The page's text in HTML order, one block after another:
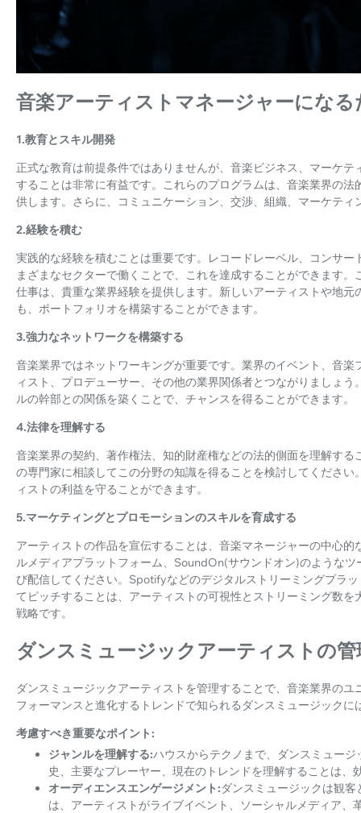
音楽アーティストマネージャーにな
1.教育とスキル開発
正式な教育は前提条件ではありませんが、音楽ビジネス、マーケ
することは非常に有益です。これらのプログラムは、音楽業界の
供します。さらに、コミュニケーション、交渉、組織、マーケテ
2.経験を積む
実践的な経験を積むことは重要です。レコードレーベル、コンサ
まざまなセクターで働くことで、これを達成することができます
仕事は、貴重な業界経験を提供します。新しいアーティストや地
も、ポートフォリオを構築することができます。
3.強力なネットワークを構築する
音楽業界ではネットワーキングが重要です。業界のイベント、音
ィスト、プロデューサー、その他の業界関係者とつながりましょ
ルの幹部との関係を築くことで、チャンスを得ることができます。
4.法律を理解する
音楽業界の契約、著作権法、知的財産権などの法的側面を理解す
の専門家に相談してこの分野の知識を得ることを検討してくださ
ィストの利益を守ることができます。
5.マーケティングとプロモーションのスキルを育成する
アーティストの作品を宣伝することは、音楽マネージャーの中心
ルメディアプラットフォーム、SoundOn(サウンドオン)のような
び配信してください。Spotifyなどのデジタルストリーミングプラ
てピッチすることは、アーティストの可視性とストリーミング数
戦略です。
ダンスミュージックアーティストの管
ダンスミュージックアーティストを管理することで、音楽業界の
フォーマンスと進化するトレンドで知られるダンスミュージック
考慮すべき重要なポイント:
ジャンルを理解する:ハウスからテクノまで、ダンスミュー
史、主要なプレーヤー、現在のトレンドを理解することは、
オーディエンスエンゲージメント:ダンスミュージックは観
は、アーティストがライブイベント、ソーシャルメディア